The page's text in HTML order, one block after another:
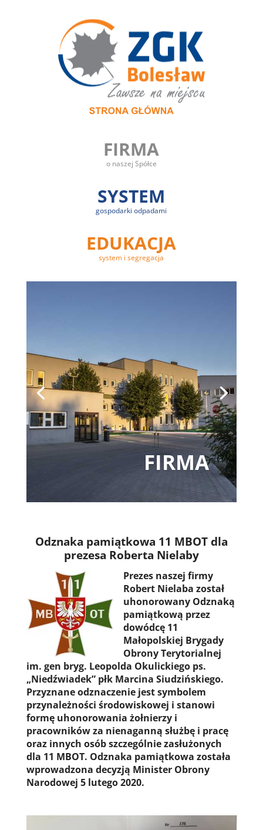
FIRMA
o naszej Spółce
SYSTEM
gospodarki odpadami
EDUKACJA
system i segregacja
FIRMA
Odznaka pamiątkowa 11 MBOT dla
prezesa Roberta Nielaby
Prezes naszej firmy
Robert Nielaba został
uhonorowany Odznaką
pamiątkową przez
dowódcę 11
Małopolskiej Brygady
Obrony Terytorialnej
im. gen bryg. Leopolda Okulickiego ps.
„Niedźwiadek” płk Marcina Siudzińskiego.
Przyznane odznaczenie jest symbolem
przynależności środowiskowej i stanowi
formę uhonorowania żołnierzy i
pracowników za nienaganną służbę i pracę
oraz innych osób szczególnie zasłużonych
dla 11 MBOT. Odznaka pamiątkowa została
wprowadzona decyzją Minister Obrony
Narodowej 5 lutego 2020.